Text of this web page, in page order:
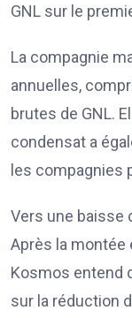
GNL sur le
La compagnie
annuelles,
brutes de GNL.
condensat a
les compagnies
Vers une baisse
Après la montée
Kosmos entend
sur la réduction